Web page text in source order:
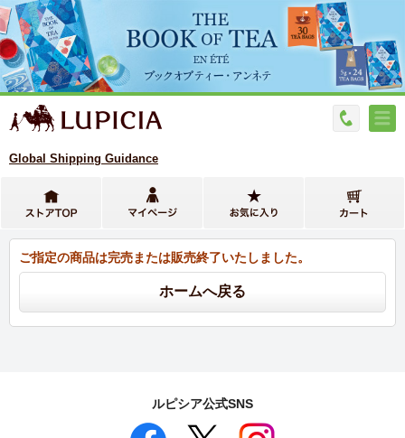
Global Shipping Guidance
ご指定の商品は完売または販売終了いたしました。
ルピシア公式SNS